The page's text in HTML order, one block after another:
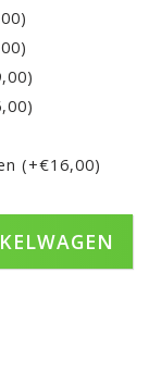
(+€16,00)